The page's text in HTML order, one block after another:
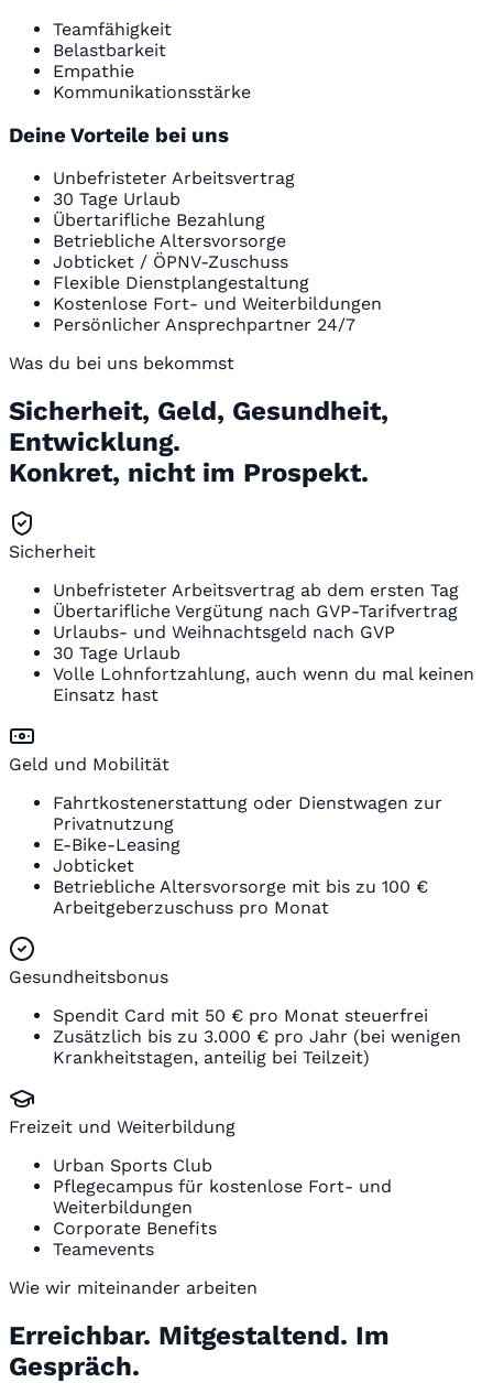
Teamfähigkeit
Belastbarkeit
Empathie
Kommunikationsstärke
Deine Vorteile bei uns
Unbefristeter Arbeitsvertrag
30 Tage Urlaub
Übertarifliche Bezahlung
Betriebliche Altersvorsorge
Jobticket / ÖPNV-Zuschuss
Flexible Dienstplangestaltung
Kostenlose Fort- und Weiterbildungen
Persönlicher Ansprechpartner 24/7
Was du bei uns bekommst
Sicherheit, Geld, Gesundheit,
Entwicklung.
Konkret, nicht im Prospekt.
Sicherheit
Unbefristeter Arbeitsvertrag ab dem ersten Tag
Übertarifliche Vergütung nach GVP-Tarifvertrag
Urlaubs- und Weihnachtsgeld nach GVP
30 Tage Urlaub
Volle Lohnfortzahlung, auch wenn du mal keinen
Einsatz hast
Geld und Mobilität
Fahrtkostenerstattung oder Dienstwagen zur
Privatnutzung
E-Bike-Leasing
Jobticket
Betriebliche Altersvorsorge mit bis zu 100 €
Arbeitgeberzuschuss pro Monat
Gesundheitsbonus
Spendit Card mit 50 € pro Monat steuerfrei
Zusätzlich bis zu 3.000 € pro Jahr (bei wenigen
Krankheitstagen, anteilig bei Teilzeit)
Freizeit und Weiterbildung
Urban Sports Club
Pflegecampus für kostenlose Fort- und
Weiterbildungen
Corporate Benefits
Teamevents
Wie wir miteinander arbeiten
Erreichbar. Mitgestaltend. Im
Gespräch.